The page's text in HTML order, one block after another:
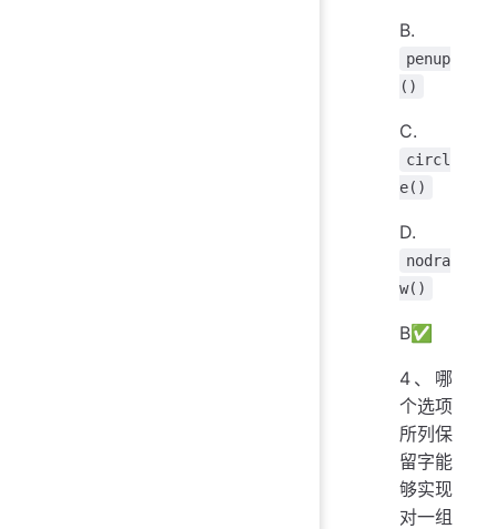
B.
penup
()
C.
circl
e()
D.
nodra
w()
B✅
4、哪
个选项
所列保
留字能
够实现
对一组